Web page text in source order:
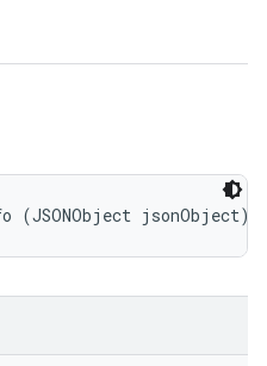
(JSONObject jsonObject)